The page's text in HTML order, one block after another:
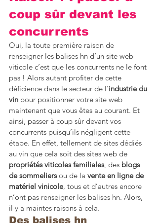
coup sûr devant les
concurrents
Oui, la toute première raison de
renseigner les balises hn d’un site web
viticole c’est que les concurrents ne le font
pas ! Alors autant profiter de cette
déficience dans le secteur de l’industrie du
vin pour positionner votre site web
maintenant que vous êtes au courant. Et
ainsi, passer à coup sûr devant vos
concurrents puisqu’ils négligent cette
étape. En effet, tellement de sites dédiés
au vin que cela soit des sites web de
propriétés viticoles familiales, des blogs
de sommeliers ou de la vente en ligne de
matériel vinicole, tous et d’autres encore
n’ont pas renseigner les balises hn. Alors,
il y a maintes raisons à cela.
Des balises hn